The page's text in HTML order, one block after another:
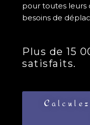
pour toutes leurs
besoins de
Plus de 15
satisfaits.